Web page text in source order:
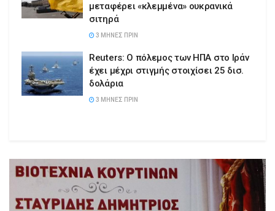
μεταφέρει «κλεμμένα» ουκρανικά
σιτηρά
3 ΜΉΝΕΣ ΠΡΙΝ
Reuters: Ο πόλεμος των ΗΠΑ στο Ιράν
έχει μέχρι στιγμής στοιχίσει 25 δισ.
δολάρια
3 ΜΉΝΕΣ ΠΡΙΝ